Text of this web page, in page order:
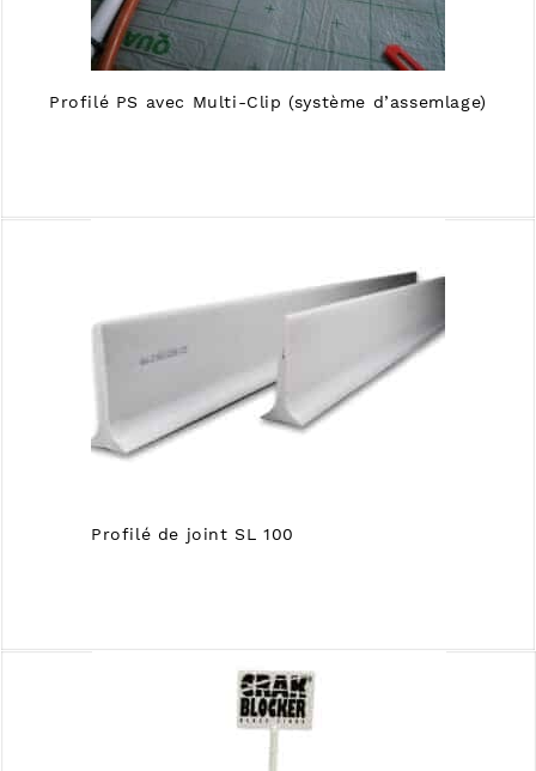
Profilé PS avec Multi-Clip (système d’assemlage)
Profilé de joint SL 100